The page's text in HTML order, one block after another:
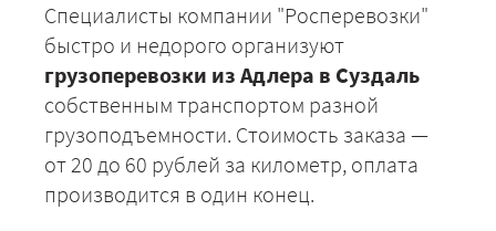
Специалисты компании "Росперевозки"
быстро и недорого организуют
грузоперевозки из Адлера в Суздаль
собственным транспортом разной
грузоподъемности. Стоимость заказа —
от 20 до 60 рублей за километр, оплата
производится в один конец.